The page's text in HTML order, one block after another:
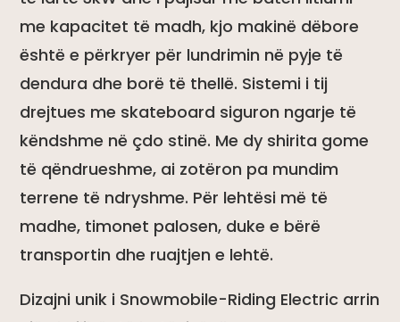
me kapacitet të madh, kjo makinë dëbore
është e përkryer për lundrimin në pyje të
dendura dhe borë të thellë. Sistemi i tij
drejtues me skateboard siguron ngarje të
këndshme në çdo stinë. Me dy shirita gome
të qëndrueshme, ai zotëron pa mundim
terrene të ndryshme. Për lehtësi më të
madhe, timonet palosen, duke e bërë
transportin dhe ruajtjen e lehtë.
Dizajni unik i Snowmobile-Riding Electric arrin